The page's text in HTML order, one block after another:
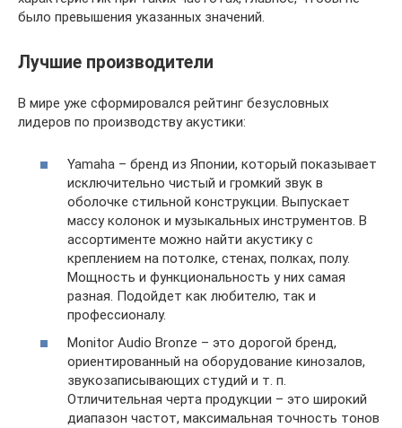
было превышения указанных значений.
Лучшие производители
В мире уже сформировался рейтинг безусловных
лидеров по производству акустики:
Yamaha – бренд из Японии, который показывает
исключительно чистый и громкий звук в
оболочке стильной конструкции. Выпускает
массу колонок и музыкальных инструментов. В
ассортименте можно найти акустику с
креплением на потолке, стенах, полках, полу.
Мощность и функциональность у них самая
разная. Подойдет как любителю, так и
профессионалу.
Monitor Audio Bronze – это дорогой бренд,
ориентированный на оборудование кинозалов,
звукозаписывающих студий и т. п.
Отличительная черта продукции – это широкий
диапазон частот, максимальная точность тонов